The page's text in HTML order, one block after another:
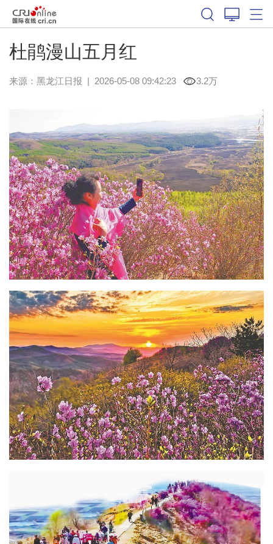
杜鹃漫山五月红
来源： 黑龙江日报 | 2026-05-08 09:42:23 3.2万